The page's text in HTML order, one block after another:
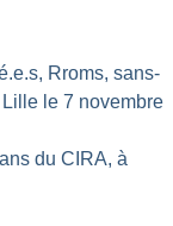
Rroms, sans-
le 7 novembre
du CIRA, à